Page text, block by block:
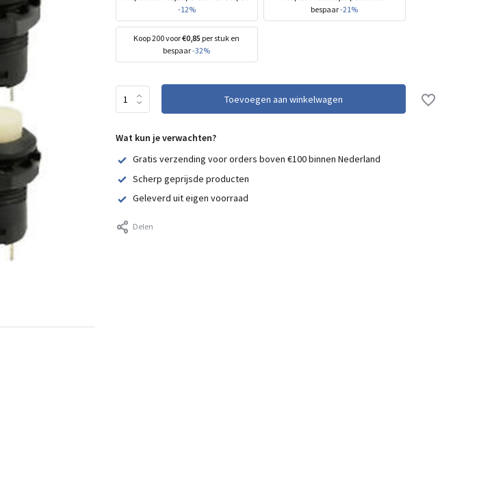
-12%
bespaar-21%
Koop 200 voor€0,85 per stuk en
bespaar-32%
Toevoegen aan winkelwagen
Wat kun je verwachten?
Gratis verzending voor orders boven €100 binnen Nederland
Scherp geprijsde producten
Geleverd uit eigen voorraad
Delen